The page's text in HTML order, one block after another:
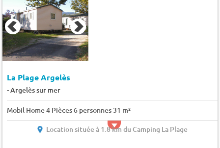
La Plage Argelès
-Argelès sur mer
Mobil Home 4 Pièces 6 personnes 31 m²
Location située à 1.8 km du Camping La Plage